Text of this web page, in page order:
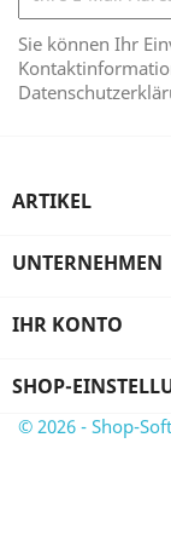
Sie können Ihr
ARTIKEL
UNTERNEHMEN
IHR KONTO
SHOP-
© 2026 - Shop-